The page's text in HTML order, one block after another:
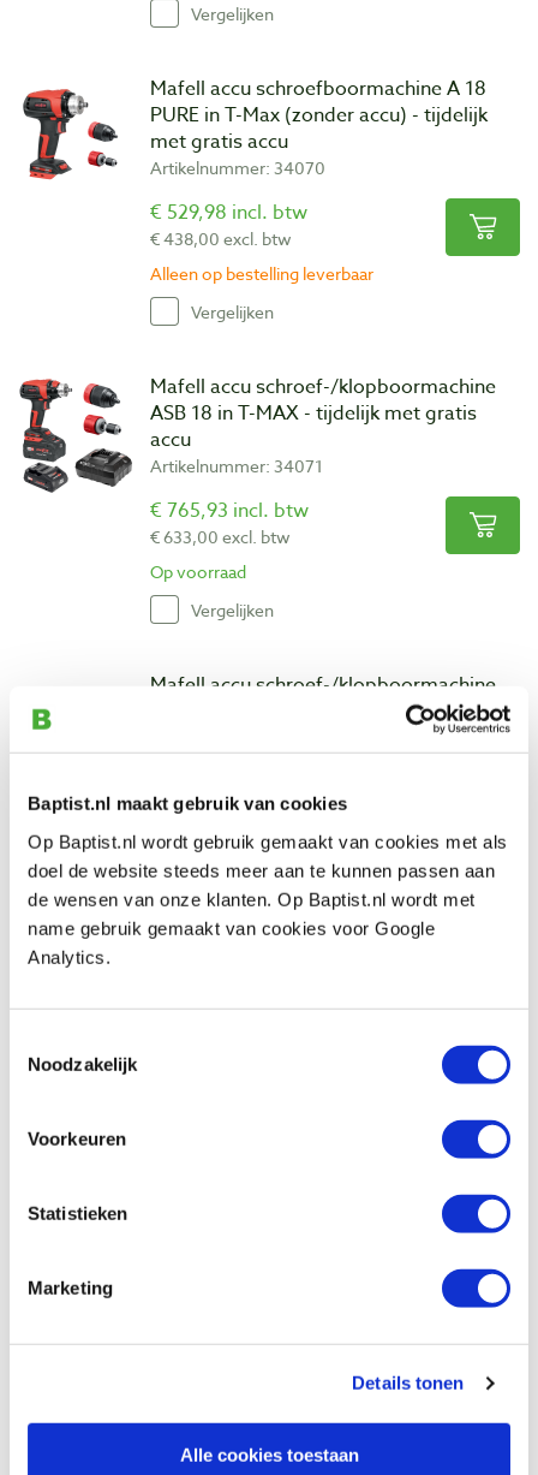
Baptist.nl maakt gebruik van cookies
Op Baptist.nl wordt gebruik gemaakt van cookies met als
doel de website steeds meer aan te kunnen passen aan
de wensen van onze klanten. Op Baptist.nl wordt met
name gebruik gemaakt van cookies voor Google
Analytics.
Noodzakelijk
Voorkeuren
Statistieken
Marketing
Details tonen
Alle cookies toestaan
Vergelijken
Mafell accu schroefboormachine A 18
PURE in T-Max (zonder accu) - tijdelijk
met gratis accu
Artikelnummer: 34070
€ 529,98 incl. btw
€ 438,00 excl. btw
Alleen op bestelling leverbaar
Vergelijken
Mafell accu schroef-/klopboormachine
ASB 18 in T-MAX - tijdelijk met gratis
accu
Artikelnummer: 34071
€ 765,93 incl. btw
€ 633,00 excl. btw
Op voorraad
Vergelijken
Mafell accu schroef-/klopboormachine
ASB 18 in T-Max (zonder accu) - tijdelijk
€ 529,98 incl. btw
€ 438,00 excl. btw
Alleen op bestelling leverbaar
Vergelijken
Pure in MAX3 (zonder accu) - tijdelijk met
Mafell accu decoupeerzaag PS 2-18 in
MAX3 (zonder accu) - tijdelijk met gratis
€ 599,00 excl. btw
Op voorraad